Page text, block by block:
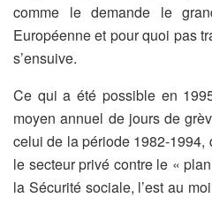
comme le demande le
Européenne et pour quoi pas
s’ensuive.
Ce qui a été possible en
moyen annuel de jours de
celui de la période 1982-
le secteur privé contre le «
la Sécurité sociale, l’est au